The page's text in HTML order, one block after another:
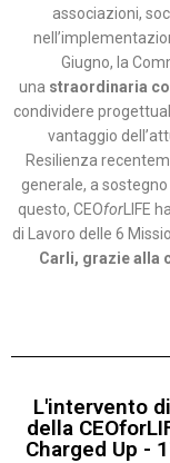
associazioni,
Giugno, la
una straordinaria
condividere
vantaggio
Resilienza
generale, a
questo, CEOforLIFE
di Lavoro delle 6
Carli, grazie alla
L'intervento
della
Charged Up -